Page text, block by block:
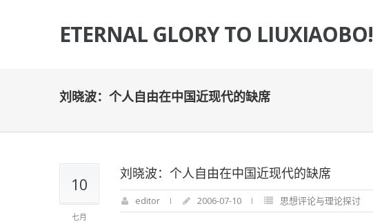
ETERNAL GLORY TO LIUXIAOBO!
刘晓波：个人自由在中国近现代的缺席
10
七月
刘晓波：个人自由在中国近现代的缺席
editor 2006-07-10 思想评论与理论探讨